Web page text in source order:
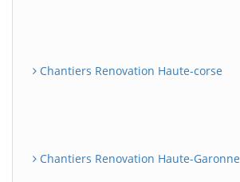
Chantiers Renovation Haute-corse
Chantiers Renovation Haute-Garonne